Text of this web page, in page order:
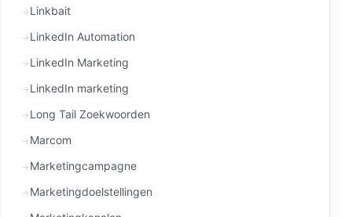
Linkbait
LinkedIn Automation
LinkedIn Marketing
LinkedIn marketing
Long Tail Zoekwoorden
Marcom
Marketingcampagne
Marketingdoelstellingen